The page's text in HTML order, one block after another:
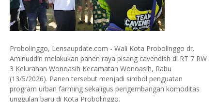
Probolinggo, Lensaupdate.com - Wali Kota Probolinggo dr.
Aminuddin melakukan panen raya pisang cavendish di RT 7 RW
3 Kelurahan Wonoasih Kecamatan Wonoasih, Rabu
(13/5/2026). Panen tersebut menjadi simbol penguatan
program urban farming sekaligus pengembangan komoditas
unggulan baru di Kota Probolinggo.